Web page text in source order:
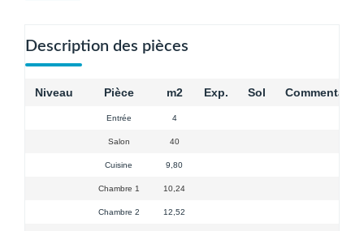
Description des pièces
Niveau Pièce m2 Exp. Sol
Entrée 4
Salon 40
Cuisine 9,80
Chambre 1 10,24
Chambre 2 12,52